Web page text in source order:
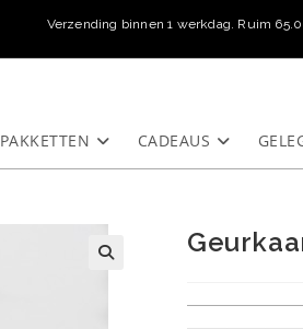
Verzending binnen 1 werkdag. Ruim
PAKKETTEN CADEAUS